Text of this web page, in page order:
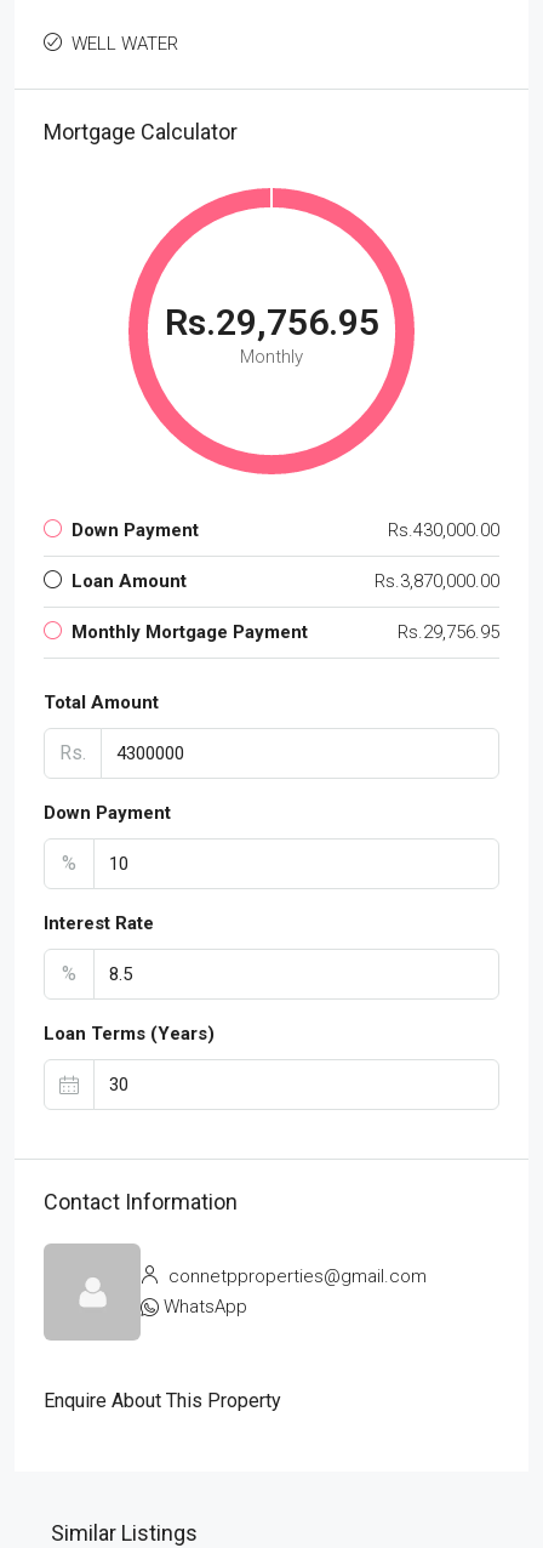
WELL WATER
Mortgage Calculator
Rs.29,756.95
Monthly
Down Payment Rs.430,000.00
Loan Amount Rs.3,870,000.00
Monthly Mortgage Payment Rs.29,756.95
Total Amount
Rs.
Down Payment
%
Interest Rate
%
Loan Terms (Years)
Contact Information
connetpproperties@gmail.com
WhatsApp
Enquire About This Property
Similar Listings